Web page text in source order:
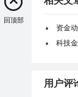
资金
科技
用户评
回顶部